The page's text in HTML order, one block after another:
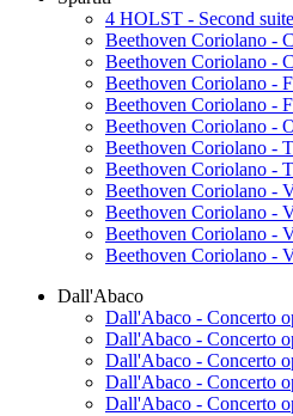
4 HOLST - Second
Beethoven Coriolano -
Beethoven Coriolano -
Beethoven Coriolano -
Beethoven Coriolano -
Beethoven Coriolano -
Beethoven Coriolano -
Beethoven Coriolano -
Beethoven Coriolano -
Beethoven Coriolano -
Beethoven Coriolano -
Beethoven Coriolano -
Dall'Abaco
Dall'Abaco - Concerto
Dall'Abaco - Concerto
Dall'Abaco - Concerto
Dall'Abaco - Concerto
Dall'Abaco - Concerto